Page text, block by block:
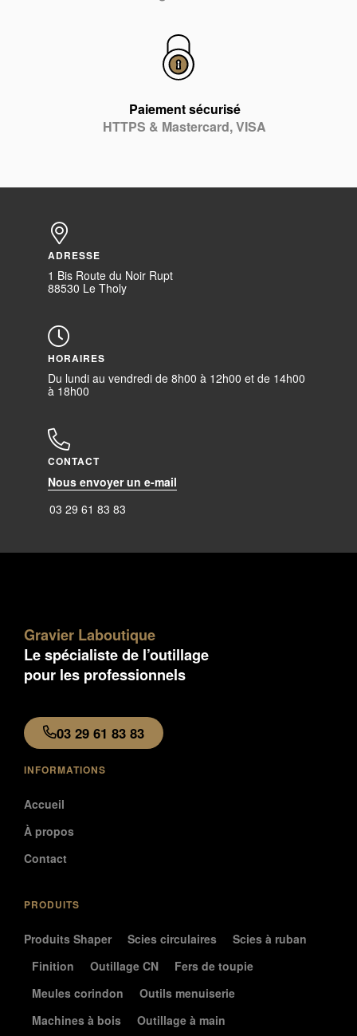
Paiement sécurisé
HTTPS & Mastercard, VISA
ADRESSE
1 Bis Route du Noir Rupt
88530 Le Tholy
HORAIRES
Du lundi au vendredi de 8h00 à 12h00 et de 14h00
à 18h00
CONTACT
Nous envoyer un e-mail
03 29 61 83 83
Gravier Laboutique
Le spécialiste de l’outillage
pour les professionnels
03 29 61 83 83
INFORMATIONS
Accueil
À propos
Contact
PRODUITS
Produits Shaper Scies circulaires
Scies à ruban
Finition
Outillage CN
Fers de toupie
Meules corindon
Outils menuiserie
Machines à bois
Outillage à main